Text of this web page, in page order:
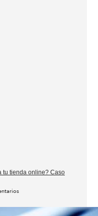
tu tienda online? Caso